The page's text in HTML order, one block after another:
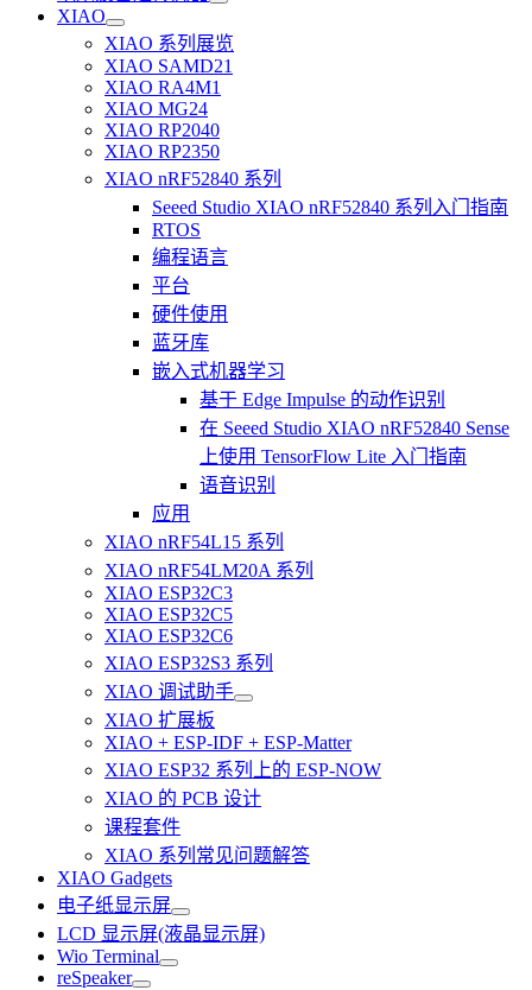
XIAO
XIAO 系列展览
XIAO SAMD21
XIAO RA4M1
XIAO MG24
XIAO RP2040
XIAO RP2350
XIAO nRF52840 系列
Seeed Studio XIAO nRF52840 系列入门指南
RTOS
编程语言
平台
硬件使用
蓝牙库
嵌入式机器学习
基于 Edge Impulse 的动作识别
在 Seeed Studio XIAO nRF52840 Sense
上使用 TensorFlow Lite 入门指南
语音识别
应用
XIAO nRF54L15 系列
XIAO nRF54LM20A 系列
XIAO ESP32C3
XIAO ESP32C5
XIAO ESP32C6
XIAO ESP32S3 系列
XIAO 调试助手
XIAO 扩展板
XIAO + ESP-IDF + ESP-Matter
XIAO ESP32 系列上的 ESP-NOW
XIAO 的 PCB 设计
课程套件
XIAO 系列常见问题解答
XIAO Gadgets
电子纸显示屏
LCD 显示屏(液晶显示屏)
Wio Terminal
reSpeaker